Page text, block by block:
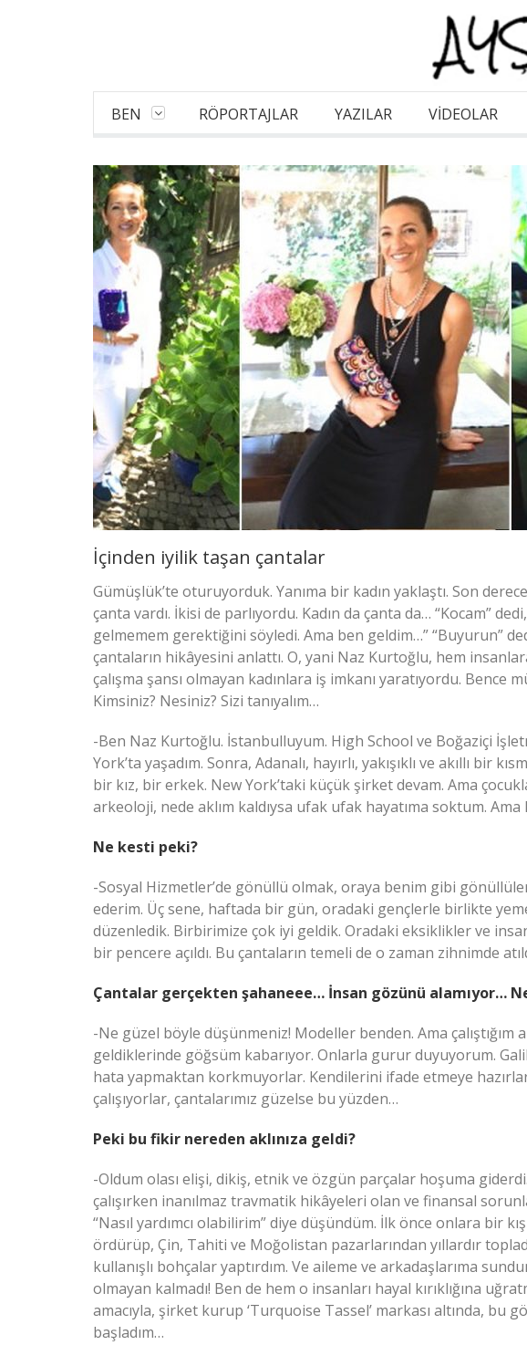
BEN RÖPORTAJLAR YAZILAR VİDEOLAR
İçinden iyilik taşan çantalar
Gümüşlük’te oturuyorduk. Yanıma bir kadın yaklaştı. Son
çanta vardı. İkisi de parlıyordu. Kadın da çanta da… “Kocam”
gelmemem gerektiğini söyledi. Ama ben geldim…” “Buyurun”
çantaların hikâyesini anlattı. O, yani Naz Kurtoğlu, hem
çalışma şansı olmayan kadınlara iş imkanı yaratıyordu. Bence
Kimsiniz? Nesiniz? Sizi tanıyalım…
-Ben Naz Kurtoğlu. İstanbulluyum. High School ve Boğaziçi
York’ta yaşadım. Sonra, Adanalı, hayırlı, yakışıklı ve akıllı bir
bir kız, bir erkek. New York’taki küçük şirket devam. Ama
arkeoloji, nede aklım kaldıysa ufak ufak hayatıma soktum. Ama
Ne kesti peki?
-Sosyal Hizmetler’de gönüllü olmak, oraya benim gibi
ederim. Üç sene, haftada bir gün, oradaki gençlerle birlikte
düzenledik. Birbirimize çok iyi geldik. Oradaki eksiklikler ve
bir pencere açıldı. Bu çantaların temeli de o zaman zihnimde
Çantalar gerçekten şahaneee… İnsan gözünü alamıyor…
-Ne güzel böyle düşünmeniz! Modeller benden. Ama
geldiklerinde göğsüm kabarıyor. Onlarla gurur duyuyorum.
hata yapmaktan korkmuyorlar. Kendilerini ifade etmeye
çalışıyorlar, çantalarımız güzelse bu yüzden…
Peki bu fikir nereden aklınıza geldi?
-Oldum olası elişi, dikiş, etnik ve özgün parçalar hoşuma
çalışırken inanılmaz travmatik hikâyeleri olan ve finansal
“Nasıl yardımcı olabilirim” diye düşündüm. İlk önce onlara bir
ördürüp, Çin, Tahiti ve Moğolistan pazarlarından yıllardır
kullanışlı bohçalar yaptırdım. Ve aileme ve arkadaşlarıma
olmayan kalmadı! Ben de hem o insanları hayal kırıklığına
amacıyla, şirket kurup ‘Turquoise Tassel’ markası altında, bu
başladım…